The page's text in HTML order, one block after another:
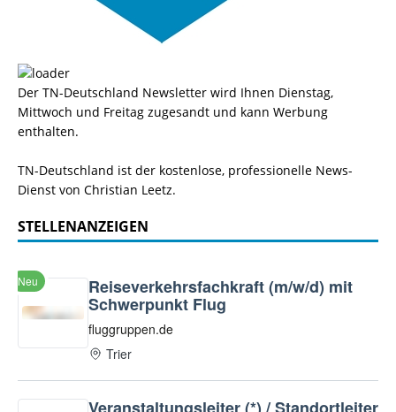
Der TN-Deutschland Newsletter wird Ihnen Dienstag,
Mittwoch und Freitag zugesandt und kann Werbung
enthalten.
TN-Deutschland ist der kostenlose, professionelle News-
Dienst von Christian Leetz.
STELLENANZEIGEN